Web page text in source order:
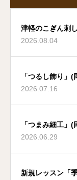
津軽のこぎん刺
2026.08.04
「つるし飾り」
2026.07.16
「つまみ細工」
2026.06.29
新規レッスン「